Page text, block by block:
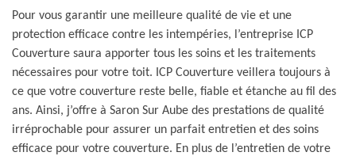
Pour vous garantir une meilleure qualité de vie et une
protection efficace contre les intempéries, l’entreprise ICP
Couverture saura apporter tous les soins et les traitements
nécessaires pour votre toit. ICP Couverture veillera toujours à
ce que votre couverture reste belle, fiable et étanche au fil des
ans. Ainsi, j’offre à Saron Sur Aube des prestations de qualité
irréprochable pour assurer un parfait entretien et des soins
efficace pour votre couverture. En plus de l’entretien de votre